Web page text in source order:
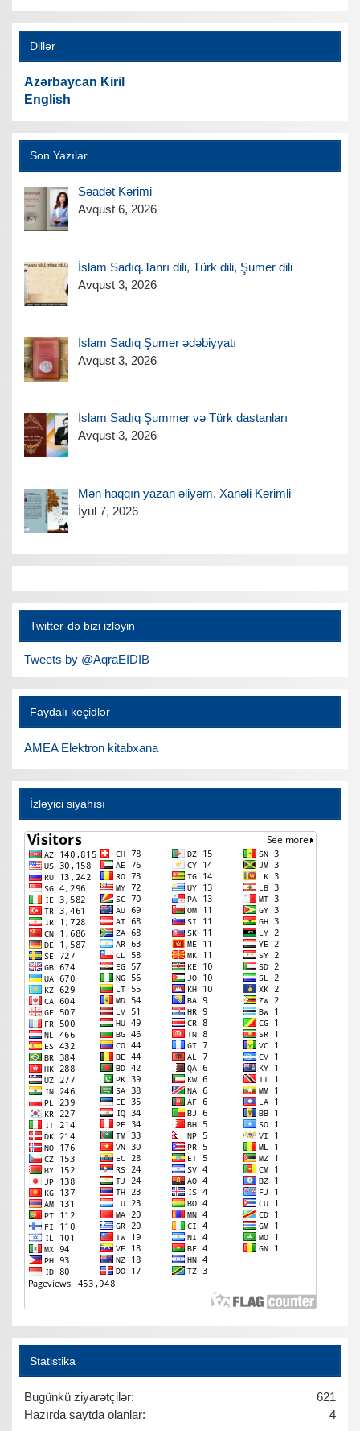
Dillər
Azərbaycan Kiril
English
Son Yazılar
Səadət Kərimi
Avqust 6, 2026
İslam Sadıq.Tanrı dili, Türk dili, Şumer dili
Avqust 3, 2026
İslam Sadıq Şumer ədəbiyyatı
Avqust 3, 2026
İslam Sadıq Şummer və Türk dastanları
Avqust 3, 2026
Mən haqqın yazan əliyəm. Xanəli Kərimli
İyul 7, 2026
Twitter-də bizi izləyin
Tweets by @AqraEIDIB
Faydalı keçidlər
AMEA Elektron kitabxana
İzləyici siyahısı
Statistika
621
Bugünkü ziyarətçilər:
4
Hazırda saytda olanlar: